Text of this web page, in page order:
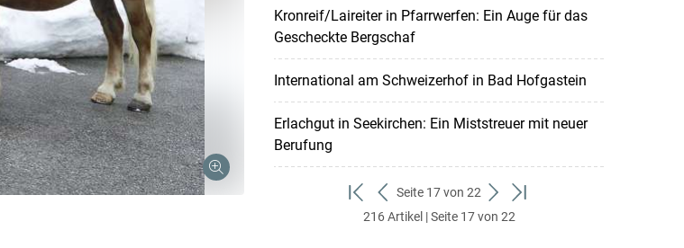
Kronreif/Laireiter in Pfarrwerfen: Ein Auge für das
Gescheckte Bergschaf
International am Schweizerhof in Bad Hofgastein
Erlachgut in Seekirchen: Ein Miststreuer mit neuer
Berufung
zum
ersten
zurück
zum
Seite 17 von 22
weiter
zum
zum
216 Artikel | Seite 17 von 22